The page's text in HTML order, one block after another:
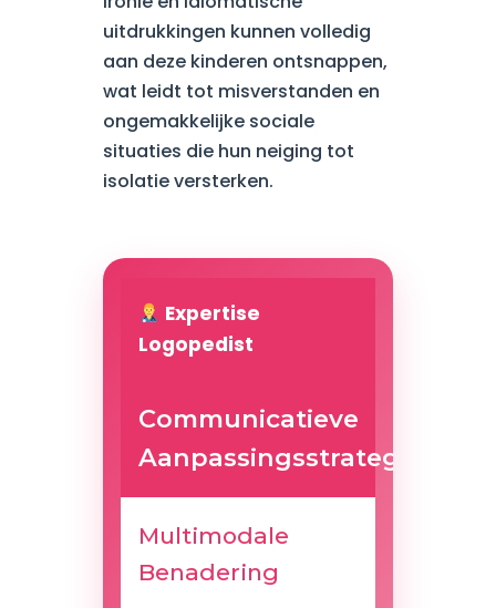
uitdrukkingen kunnen volledig
aan deze kinderen ontsnappen,
wat leidt tot misverstanden en
ongemakkelijke sociale
situaties die hun neiging tot
isolatie versterken.
Expertise
Logopedist
Communicatieve
Aanpassingsstrategieën
Multimodale
Benadering